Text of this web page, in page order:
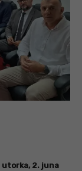
utorka, 2. juna